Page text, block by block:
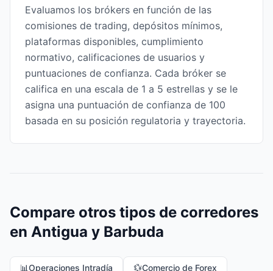
Evaluamos los brókers en función de las
comisiones de trading, depósitos mínimos,
plataformas disponibles, cumplimiento
normativo, calificaciones de usuarios y
puntuaciones de confianza. Cada bróker se
califica en una escala de 1 a 5 estrellas y se le
asigna una puntuación de confianza de 100
basada en su posición regulatoria y trayectoria.
Compare otros tipos de corredores
en Antigua y Barbuda
📊Operaciones Intradía 💱Comercio de Forex